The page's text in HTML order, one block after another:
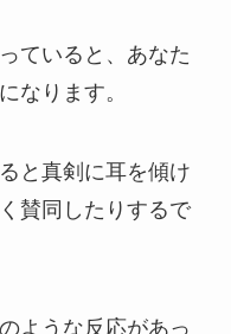
ていると、あなた
なります。
と真剣に耳を傾け
賛同したりするで
ような反応があっ